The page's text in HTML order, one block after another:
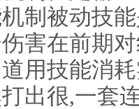
制被动技
害在前期
用技能消
出很,一套